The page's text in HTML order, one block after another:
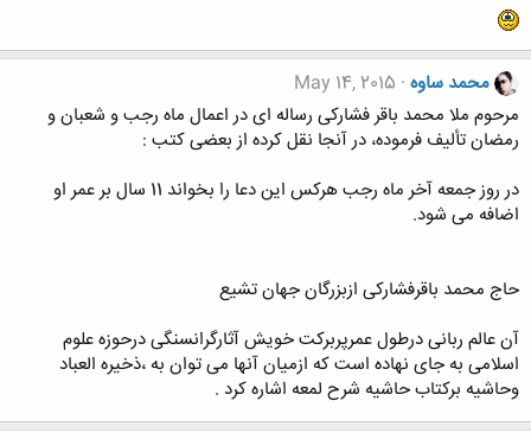
محمد ساوه May 14, 2015
مرحوم ملا محمد باقر فشارکی رساله ای در اعمال ماه رجب و شعبان و
رمضان تألیف فرموده، در آنجا نقل کرده از بعضی کتب :
در روز جمعه آخر ماه رجب هرکس این دعا را بخواند 11 سال بر عمر او
اضافه می شود.
حاج محمد باقرفشارکی ازبزرگان جهان تشیع
آن عالم ربانی درطول عمرپربرکت خویش آثارگرانسنگی درحوزه علوم
اسلامی به جای نهاده است که ازمیان آنها می توان به ،ذخیره العباد
وحاشیه برکتاب حاشیه شرح لمعه اشاره کرد .